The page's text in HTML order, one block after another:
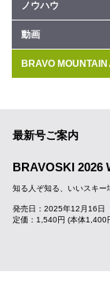
ノウハウ
動画
BRAVO MOUNTAIN
最新号ご案内
BRAVOSKI 2026
知る人ぞ知る、いいスキー
発売日：2025年12月16日
定価：1,540円 (本体1,400